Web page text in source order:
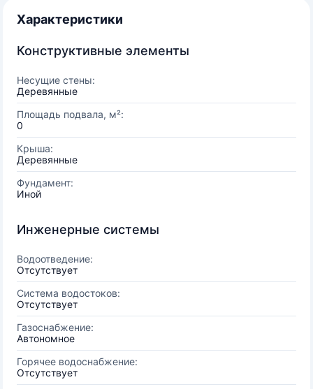
Характеристики
Конструктивные элементы
Несущие стены:
Деревянные
Площадь подвала, м²:
0
Крыша:
Деревянные
Фундамент:
Иной
Инженерные системы
Водоотведение:
Отсутствует
Система водостоков:
Отсутствует
Газоснабжение:
Автономное
Горячее водоснабжение:
Отсутствует